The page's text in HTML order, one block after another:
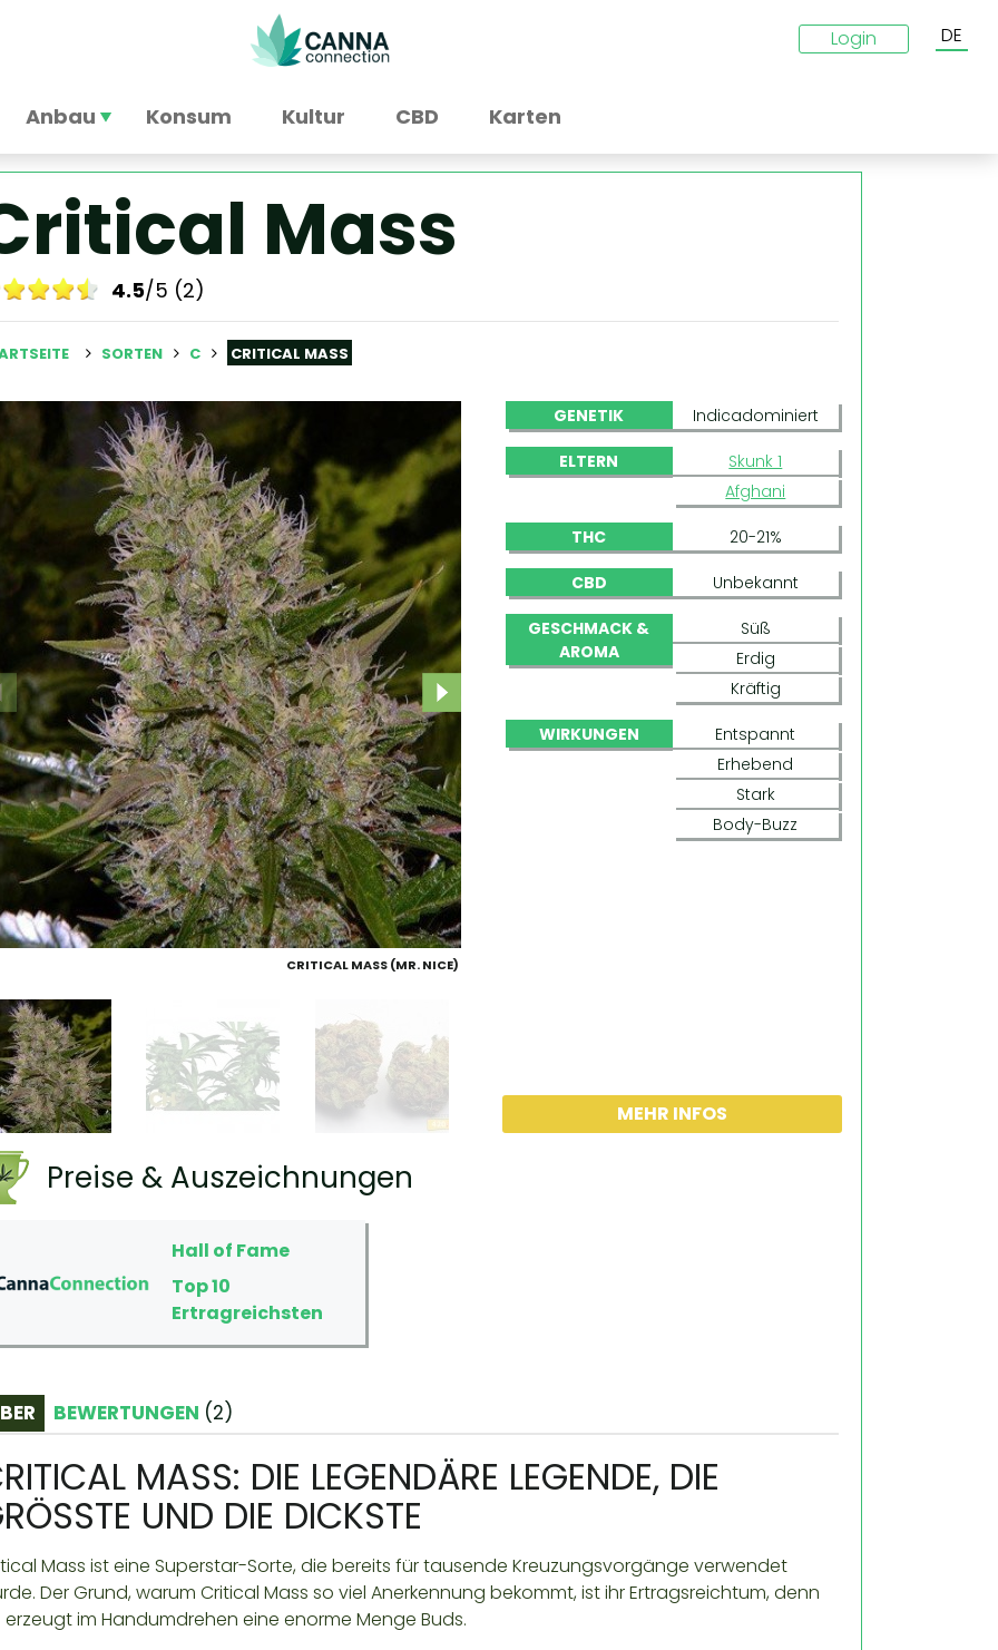
Login DE
Anbau Konsum Kultur CBD Karten
Mass
4.5/5 (2)
SORTEN C CRITICAL MASS
CRITICAL MASS (MR. NICE)
GENETIK Indicadominiert
ELTERN
Skunk 1
Afghani
THC 20-21%
CBD Unbekannt
GESCHMACK &
AROMA
Süß
Erdig
Kräftig
WIRKUNGEN
Entspannt
Erhebend
Stark
Body-Buzz
MEHR INFOS
Preise & Auszeichnungen
Hall of Fame
Top 10
Ertragreichsten
BEWERTUNGEN (2)
MASS: DIE LEGENDÄRE LEGENDE, DIE
UND DIE DICKSTE
Mass ist eine Superstar-Sorte, die bereits für tausende Kreuzungsvorgänge verwendet
Der Grund, warum Critical Mass so viel Anerkennung bekommt, ist ihr Ertragsreichtum, denn
erzeugt im Handumdrehen eine enorme Menge Buds.